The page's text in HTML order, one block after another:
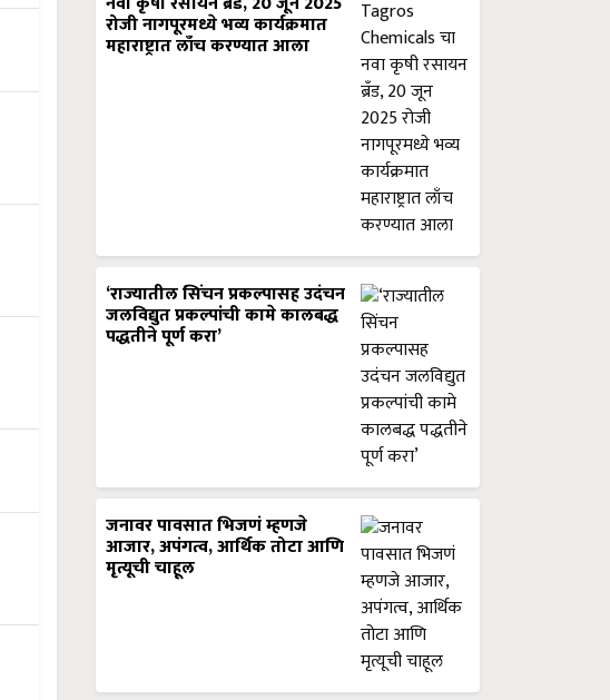
रोजी नागपूरमध्ये भव्य कार्यक्रमात
महाराष्ट्रात लाँच करण्यात आला
‘राज्यातील सिंचन प्रकल्पासह उदंचन
जलविद्युत प्रकल्पांची कामे कालबद्ध
पद्धतीने पूर्ण करा’
जनावर पावसात भिजणं म्हणजे
आजार, अपंगत्व, आर्थिक तोटा आणि
मृत्यूची चाहूल